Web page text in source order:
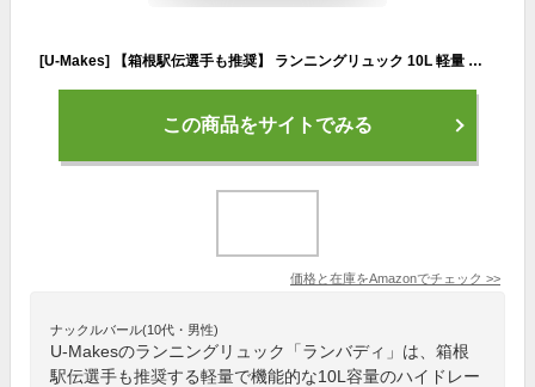
[U-Makes] 【箱根駅伝選手も推奨】 ランニングリュック 10L 軽量 揺れない 日本ブランド 正規品 バッグ ランバディ(ブラックモデル)
この商品をサイトでみる
価格と在庫をAmazonでチェック >>
ナックルバール(10代・男性)
U-Makesのランニングリュック「ランバディ」は、箱根
駅伝選手も推奨する軽量で機能的な10L容量のハイドレー